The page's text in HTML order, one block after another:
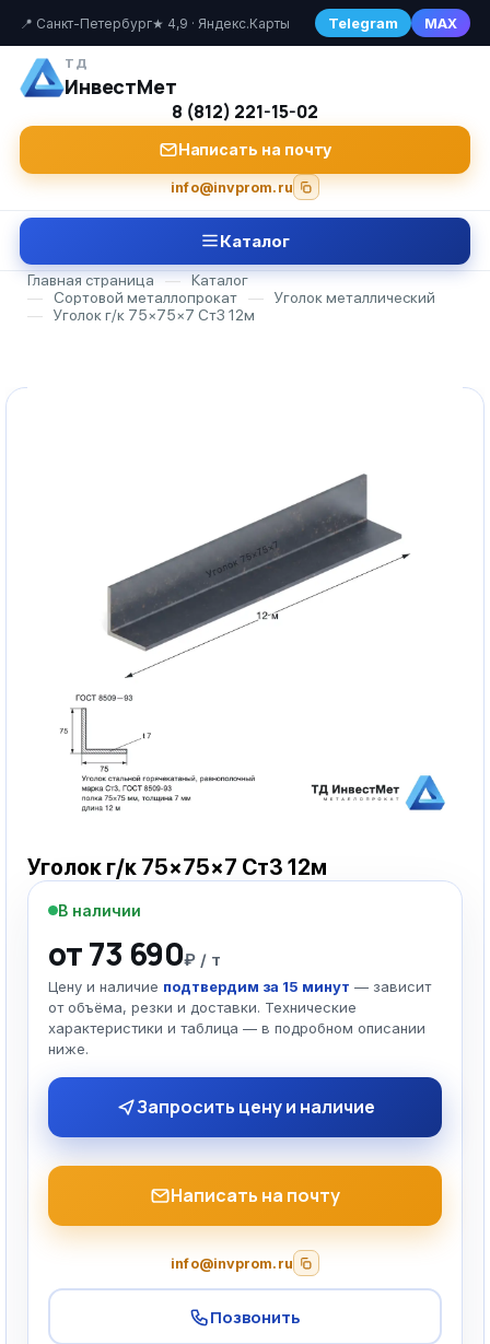
📍 Санкт-Петербург★ 4,9 · Яндекс.Карты Telegram MAX
ТД
ИнвестМет
8 (812) 221-15-02
Написать на почту
info@invprom.ru
Каталог
Главная страница —
Каталог
—
Сортовой металлопрокат —
Уголок металлический
—
Уголок г/к 75×75×7 Ст3 12м
Уголок г/к 75×75×7 Ст3 12м
В наличии
от 73 690₽ / т
Цену и наличие подтвердим за 15 минут — зависит
от объёма, резки и доставки. Технические
характеристики и таблица — в подробном описании
ниже.
Запросить цену и наличие
Написать на почту
info@invprom.ru
Позвонить